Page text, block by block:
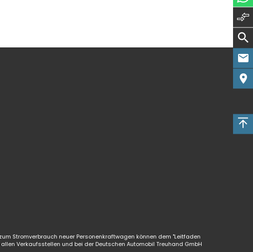
Stromverbrauch neuer Personenkraftwagen können dem "Leitfaden
Verkaufsstellen und bei der Deutschen Automobil Treuhand GmbH